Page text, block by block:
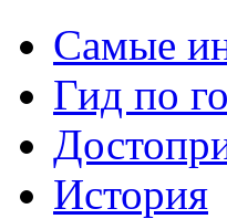
Самые
Гид по
История